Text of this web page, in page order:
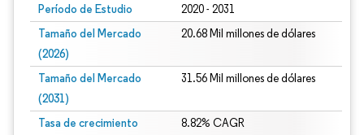
Período de Estudio 2020 - 2031
Tamaño del Mercado
(2026)
20.68 Mil millones de dólares
Tamaño del Mercado
(2031)
31.56 Mil millones de dólares
Tasa de crecimiento
8.82% CAGR